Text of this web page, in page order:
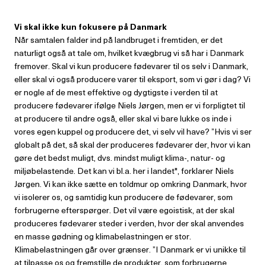
Vi skal ikke kun fokusere på Danmark
Når samtalen falder ind på landbruget i fremtiden, er det
naturligt også at tale om, hvilket kvægbrug vi så har i Danmark
fremover. Skal vi kun producere fødevarer til os selv i Danmark,
eller skal vi også producere varer til eksport, som vi gør i dag? Vi
er nogle af de mest effektive og dygtigste i verden til at
producere fødevarer ifølge Niels Jørgen, men er vi forpligtet til
at producere til andre også, eller skal vi bare lukke os inde i
vores egen kuppel og producere det, vi selv vil have? ”Hvis vi ser
globalt på det, så skal der produceres fødevarer der, hvor vi kan
gøre det bedst muligt, dvs. mindst muligt klima-, natur- og
miljøbelastende. Det kan vi bl.a. her i landet", forklarer Niels
Jørgen. Vi kan ikke sætte en toldmur op omkring Danmark, hvor
vi isolerer os, og samtidig kun producere de fødevarer, som
forbrugerne efterspørger. Det vil være egoistisk, at der skal
produceres fødevarer steder i verden, hvor der skal anvendes
en masse gødning og klimabelastningen er stor.
Klimabelastningen går over grænser. ”I Danmark er vi unikke til
at tilpasse os og fremstille de produkter, som forbrugerne